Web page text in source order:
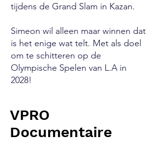
tijdens de Grand Slam in Kazan.
Simeon wil alleen maar winnen dat
is het enige wat telt. Met als doel
om te schitteren op de
Olympische Spelen van L.A in
2028!
VPRO
Documentaire